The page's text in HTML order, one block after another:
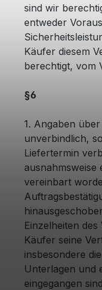
sind wir
entweder
Käufer diesem
berechtigt, vom
§6
1. Angaben
unverbindlich,
Liefertermin
ausnahmsweise
vereinbart
Einzelheiten
Käufer seine
insbesondere
Unterlagen und
eingegangen